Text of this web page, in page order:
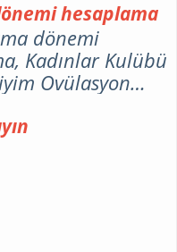
hesaplama
dönemi
Kadınlar Kulübü
Ovülasyon
takvimi,